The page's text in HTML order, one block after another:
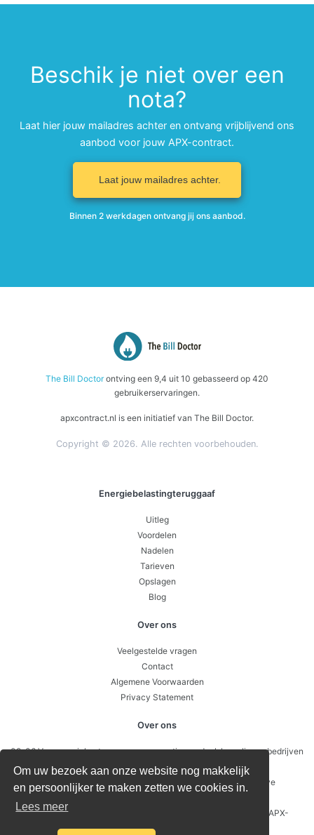
Om uw bezoek aan onze website nog makkelijk
en persoonlijker te maken zetten we cookies in.
Lees meer
Beschik je niet over een
nota?
Laat hier jouw mailadres achter en ontvang vrijblijvend ons
aanbod voor jouw APX-contract.
Laat jouw mailadres achter.
Binnen 2 werkdagen ontvang jij ons aanbod.
The Bill Doctorontving een 9,4 uit 10 gebasseerd op 420
gebruikerservaringen.
apxcontract.nl is een initiatief van The Bill Doctor.
Copyright © 2026. Alle rechten voorbehouden.
Energiebelastingteruggaaf
Uitleg
Voordelen
Nadelen
Tarieven
Opslagen
Blog
Over ons
Veelgestelde vragen
Contact
Algemene Voorwaarden
Privacy Statement
Over ons
09-06 Van energiekosten naar concurrentievoordeel: hoe slimme bedrijven
sturen op prijsverschillen per uur
26-05 Waarom je soms geld toe krijgt voor stroom: negatieve
12-05 Batterijen en energieopslag: zo verdien je geld met een APX-
contract